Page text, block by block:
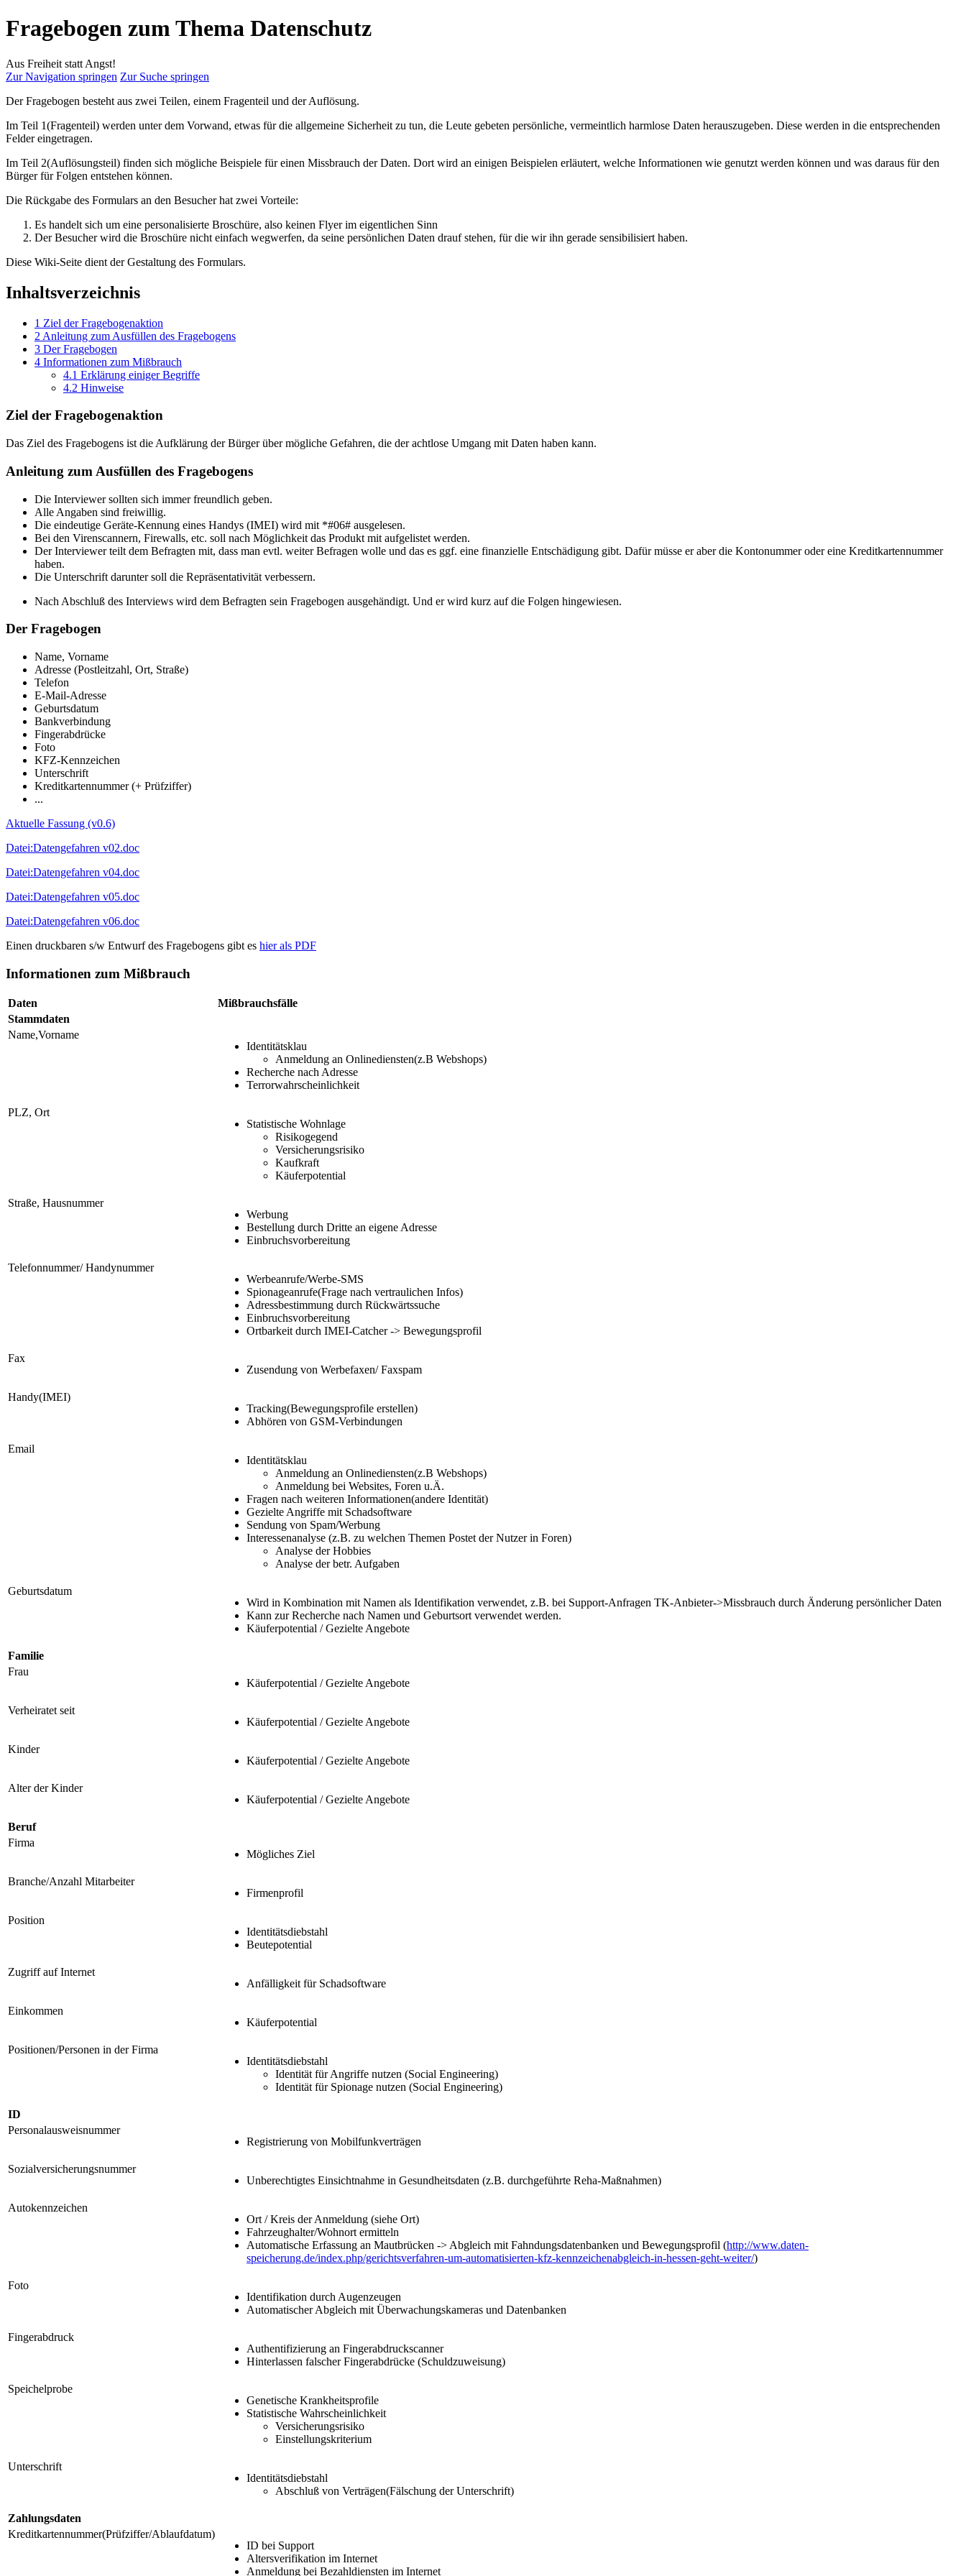
Fragebogen zum Thema Datenschutz
Aus Freiheit statt Angst!
Zur Navigation springen Zur Suche springen
Der Fragebogen besteht aus zwei Teilen, einem Fragenteil und der Auflösung.
Im Teil 1(Fragenteil) werden unter dem Vorwand, etwas für die allgemeine Sicherheit zu tun, die Leute gebeten persönliche, vermeintlich harmlose Daten herauszugeben. Diese werden in die entsprechenden
Felder eingetragen.
Im Teil 2(Auflösungsteil) finden sich mögliche Beispiele für einen Missbrauch der Daten. Dort wird an einigen Beispielen erläutert, welche Informationen wie genutzt werden können und was daraus für den
Bürger für Folgen entstehen können.
Die Rückgabe des Formulars an den Besucher hat zwei Vorteile:
Es handelt sich um eine personalisierte Broschüre, also keinen Flyer im eigentlichen Sinn
Der Besucher wird die Broschüre nicht einfach wegwerfen, da seine persönlichen Daten drauf stehen, für die wir ihn gerade sensibilisiert haben.
Diese Wiki-Seite dient der Gestaltung des Formulars.
Inhaltsverzeichnis
1 Ziel der Fragebogenaktion
2 Anleitung zum Ausfüllen des Fragebogens
3 Der Fragebogen
4 Informationen zum Mißbrauch
4.1 Erklärung einiger Begriffe
4.2 Hinweise
Ziel der Fragebogenaktion
Das Ziel des Fragebogens ist die Aufklärung der Bürger über mögliche Gefahren, die der achtlose Umgang mit Daten haben kann.
Anleitung zum Ausfüllen des Fragebogens
Die Interviewer sollten sich immer freundlich geben.
Alle Angaben sind freiwillig.
Die eindeutige Geräte-Kennung eines Handys (IMEI) wird mit *#06# ausgelesen.
Bei den Virenscannern, Firewalls, etc. soll nach Möglichkeit das Produkt mit aufgelistet werden.
Der Interviewer teilt dem Befragten mit, dass man evtl. weiter Befragen wolle und das es ggf. eine finanzielle Entschädigung gibt. Dafür müsse er aber die Kontonummer oder eine Kreditkartennummer
haben.
Die Unterschrift darunter soll die Repräsentativität verbessern.
Nach Abschluß des Interviews wird dem Befragten sein Fragebogen ausgehändigt. Und er wird kurz auf die Folgen hingewiesen.
Der Fragebogen
Name, Vorname
Adresse (Postleitzahl, Ort, Straße)
Telefon
E-Mail-Adresse
Geburtsdatum
Bankverbindung
Fingerabdrücke
Foto
KFZ-Kennzeichen
Unterschrift
Kreditkartennummer (+ Prüfziffer)
...
Aktuelle Fassung (v0.6)
Datei:Datengefahren v02.doc
Datei:Datengefahren v04.doc
Datei:Datengefahren v05.doc
Datei:Datengefahren v06.doc
Einen druckbaren s/w Entwurf des Fragebogens gibt es hier als PDF
Informationen zum Mißbrauch
Daten
Mißbrauchsfälle
Stammdaten
Name,Vorname
Identitätsklau
Anmeldung an Onlinediensten(z.B Webshops)
Recherche nach Adresse
Terrorwahrscheinlichkeit
PLZ, Ort
Statistische Wohnlage
Risikogegend
Versicherungsrisiko
Kaufkraft
Käuferpotential
Straße, Hausnummer
Werbung
Bestellung durch Dritte an eigene Adresse
Einbruchsvorbereitung
Telefonnummer/ Handynummer
Werbeanrufe/Werbe-SMS
Spionageanrufe(Frage nach vertraulichen Infos)
Adressbestimmung durch Rückwärtssuche
Einbruchsvorbereitung
Ortbarkeit durch IMEI-Catcher -> Bewegungsprofil
Fax
Zusendung von Werbefaxen/ Faxspam
Handy(IMEI)
Tracking(Bewegungsprofile erstellen)
Abhören von GSM-Verbindungen
Email
Identitätsklau
Anmeldung an Onlinediensten(z.B Webshops)
Anmeldung bei Websites, Foren u.Ä.
Fragen nach weiteren Informationen(andere Identität)
Gezielte Angriffe mit Schadsoftware
Sendung von Spam/Werbung
Interessenanalyse (z.B. zu welchen Themen Postet der Nutzer in Foren)
Analyse der Hobbies
Analyse der betr. Aufgaben
Geburtsdatum
Wird in Kombination mit Namen als Identifikation verwendet, z.B. bei Support-Anfragen TK-Anbieter->Missbrauch durch Änderung persönlicher Daten
Kann zur Recherche nach Namen und Geburtsort verwendet werden.
Käuferpotential / Gezielte Angebote
Familie
Frau
Käuferpotential / Gezielte Angebote
Verheiratet seit
Käuferpotential / Gezielte Angebote
Kinder
Käuferpotential / Gezielte Angebote
Alter der Kinder
Käuferpotential / Gezielte Angebote
Beruf
Firma
Mögliches Ziel
Branche/Anzahl Mitarbeiter
Firmenprofil
Position
Identitätsdiebstahl
Beutepotential
Zugriff auf Internet
Anfälligkeit für Schadsoftware
Einkommen
Käuferpotential
Positionen/Personen in der Firma
Identitätsdiebstahl
Identität für Angriffe nutzen (Social Engineering)
Identität für Spionage nutzen (Social Engineering)
ID
Personalausweisnummer
Registrierung von Mobilfunkverträgen
Sozialversicherungsnummer
Unberechtigtes Einsichtnahme in Gesundheitsdaten (z.B. durchgeführte Reha-Maßnahmen)
Autokennzeichen
Ort / Kreis der Anmeldung (siehe Ort)
Fahrzeughalter/Wohnort ermitteln
Automatische Erfassung an Mautbrücken -> Abgleich mit Fahndungsdatenbanken und Bewegungsprofil (http://www.daten-
speicherung.de/index.php/gerichtsverfahren-um-automatisierten-kfz-kennzeichenabgleich-in-hessen-geht-weiter/)
Foto
Identifikation durch Augenzeugen
Automatischer Abgleich mit Überwachungskameras und Datenbanken
Fingerabdruck
Authentifizierung an Fingerabdruckscanner
Hinterlassen falscher Fingerabdrücke (Schuldzuweisung)
Speichelprobe
Genetische Krankheitsprofile
Statistische Wahrscheinlichkeit
Versicherungsrisiko
Einstellungskriterium
Unterschrift
Identitätsdiebstahl
Abschluß von Verträgen(Fälschung der Unterschrift)
Zahlungsdaten
Kreditkartennummer(Prüfziffer/Ablaufdatum)
ID bei Support
Altersverifikation im Internet
Anmeldung bei Bezahldiensten im Internet